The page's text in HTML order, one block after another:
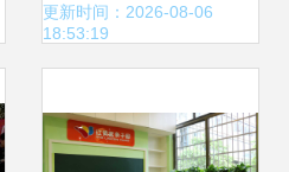
际学校咨询服务展·
更新时间：2026-08-06
18:53:19